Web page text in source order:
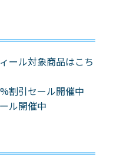
ール対象商品はこち
割引セール開催中
ル開催中